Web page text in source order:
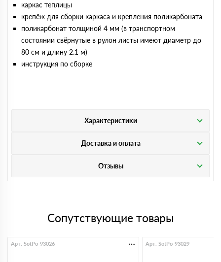
каркас теплицы
крепёж для сборки каркаса и крепления поликарбоната
поликарбонат толщиной 4 мм (в транспортном
состоянии свёрнутые в рулон листы имеют диаметр до
80 см и длину 2.1 м)
инструкция по сборке
Характеристики
Доставка и оплата
Отзывы
Сопутствующие товары
Арт. SotPo-93026 Арт. SotPo-93029